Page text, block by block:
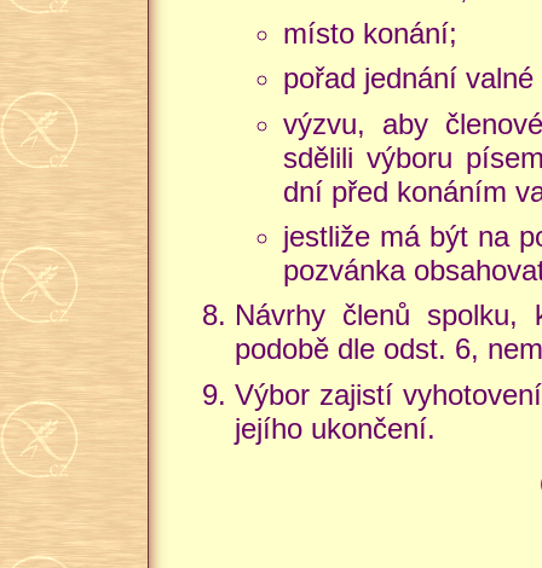
místo konání;
pořad jednání
výzvu, aby
sdělili výboru
dní před konáním
jestliže má být na
pozvánka
Návrhy členů spolku,
podobě dle odst. 6,
Výbor zajistí
jejího ukončení.